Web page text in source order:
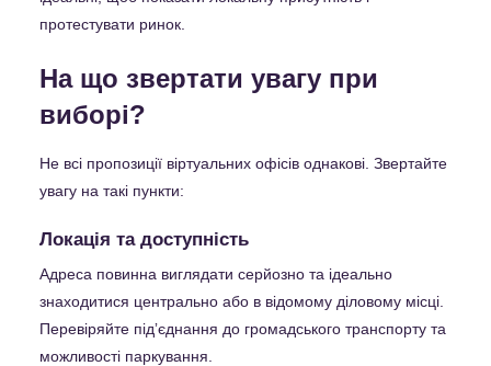
протестувати ринок.
На що звертати увагу при
виборі?
Не всі пропозиції віртуальних офісів однакові. Звертайте
увагу на такі пункти:
Локація та доступність
Адреса повинна виглядати серйозно та ідеально
знаходитися центрально або в відомому діловому місці.
Перевіряйте підʼєднання до громадського транспорту та
можливості паркування.